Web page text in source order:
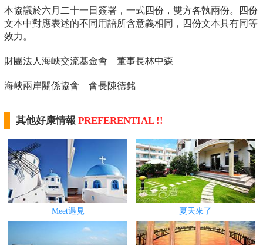
本協議於六月二十一日簽署，一式四份，雙方各執兩份。四份
文本中對應表述的不同用語所含意義相同，四份文本具有同等
效力。
財團法人海峽交流基金會 董事長林中森
海峽兩岸關係協會 會長陳德銘
其他好康情報 PREFERENTIAL !!